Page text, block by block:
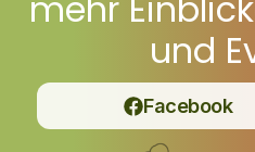
und
Facebook